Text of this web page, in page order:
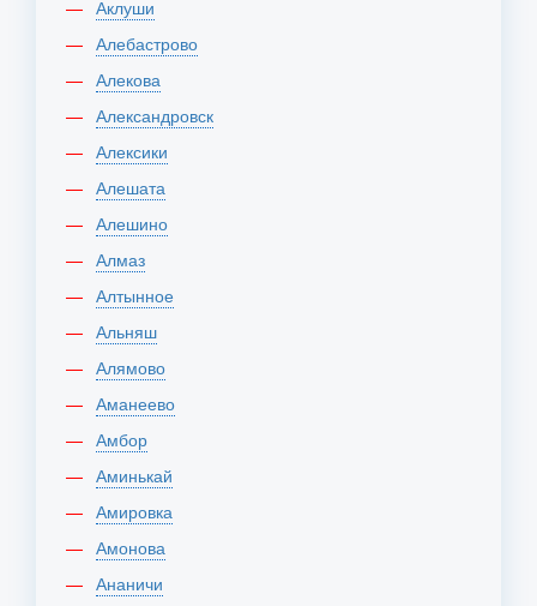
Аклуши
Алебастрово
Алекова
Александровск
Алексики
Алешата
Алешино
Алмаз
Алтынное
Альняш
Алямово
Аманеево
Амбор
Аминькай
Амировка
Амонова
Ананичи